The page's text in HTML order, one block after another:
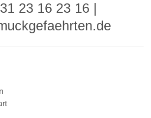
23 16 23 16